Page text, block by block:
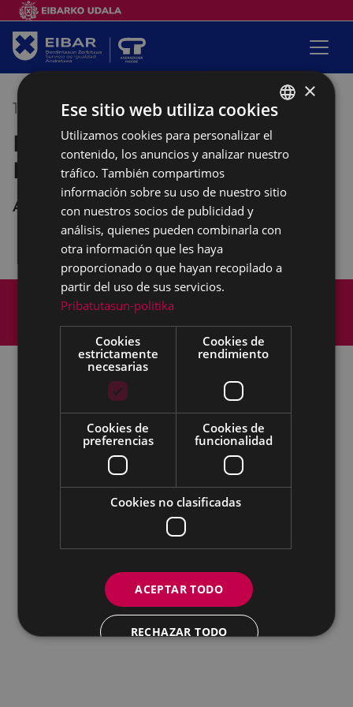
18/11/2019 17:30- 19:30
Reunión de la Mesa de la
Mujer
Andretxea
Mapa del Sitio
Aviso legal
Política de cookies
Accesibilidad
Todas las redes sociales del Ayuntamiento
Eibarko Andretxea - Isasi kalea, 11 | 20600 Eibar
Andretxea: 943 54 39 38
Igualdad: 943 70 84 40
andretxea@eibar.eus
berdintasuna@eibar.eus
IFZ: P2003100A | DIR3 L01200300
BASQUE
SPANISH
×
Ese sitio web utiliza cookies
Utilizamos cookies para personalizar el
contenido, los anuncios y analizar nuestro
tráfico. También compartimos
información sobre su uso de nuestro sitio
con nuestros socios de publicidad y
análisis, quienes pueden combinarla con
otra información que les haya
proporcionado o que hayan recopilado a
partir del uso de sus servicios.
Pribatutasun-politika
Cookies
estrictamente
necesarias
Cookies de
rendimiento
Cookies de
preferencias
Cookies de
funcionalidad
Cookies no clasificadas
ACEPTAR TODO
RECHAZAR TODO